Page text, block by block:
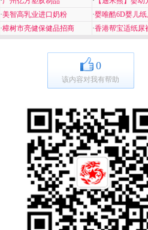
·美智高乳业进口奶粉 ·婴唯酷6D婴儿
·樟树市亮健保健品招商 ·香港帮宝适纸尿
0
该内容对我有帮助